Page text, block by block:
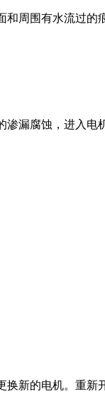
周围有水流过
漏腐蚀，进入
换新的电机。重新